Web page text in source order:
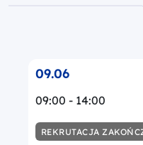
09.06
09:00 - 14:00
REKRUTACJA